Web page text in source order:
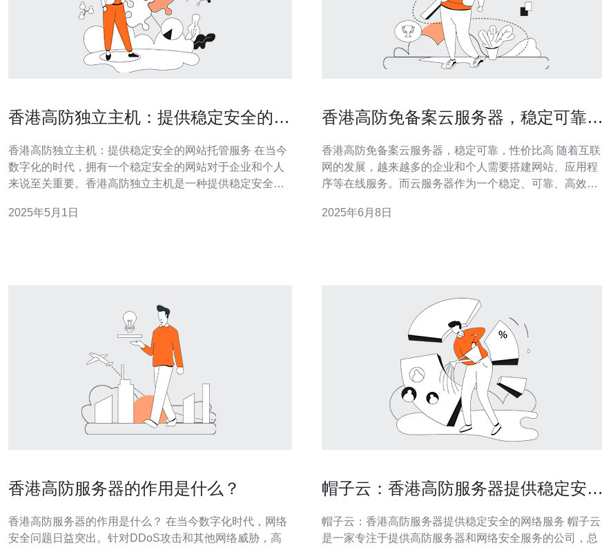
香港高防独立主机：提供稳定安全的网
香港高防独立主机：提供稳定安全的网站托管服务 在当今
数字化的时代，拥有一个稳定安全的网站对于企业和个人
来说至关重要。香港高防独立主机是一种提供稳定安全的
点和优势。 香港高防独立主机是一种网站托管服务，它提
2025年5月1日
香港高防免备案云服务器，稳定可靠，
香港高防免备案云服务器，稳定可靠，性价比高 随着互联
网的发展，越来越多的企业和个人需要搭建网站、应用程
序等在线服务。而云服务器作为一个稳定、可靠、高效的
化大都市，其网络环境非常稳定，而且香港政府对互联网
2025年6月8日
香港高防服务器的作用是什么？
香港高防服务器的作用是什么？ 在当今数字化时代，网络
安全问题日益突出。针对DDoS攻击和其他网络威胁，高
帽子云：香港高防服务器提供稳定安全
帽子云：香港高防服务器提供稳定安全的网络服务 帽子云
是一家专注于提供高防服务器和网络安全服务的公司，总